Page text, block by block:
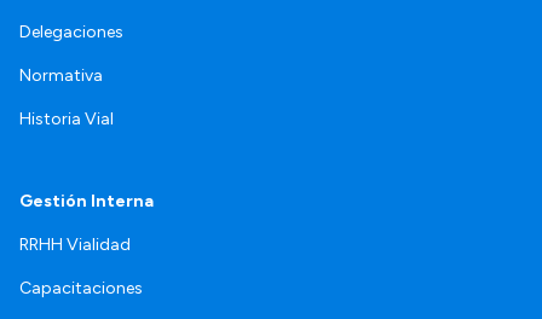
Delegaciones
Normativa
Historia Vial
Gestión Interna
RRHH Vialidad
Capacitaciones